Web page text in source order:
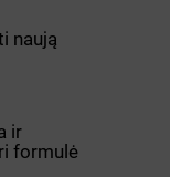
naują
ir
formulė